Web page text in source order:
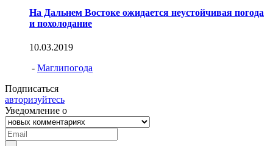
На Дальнем Востоке ожидается неустойчивая погода
и похолодание
10.03.2019
- Маглипогода
Подписаться
авторизуйтесь
Уведомление о